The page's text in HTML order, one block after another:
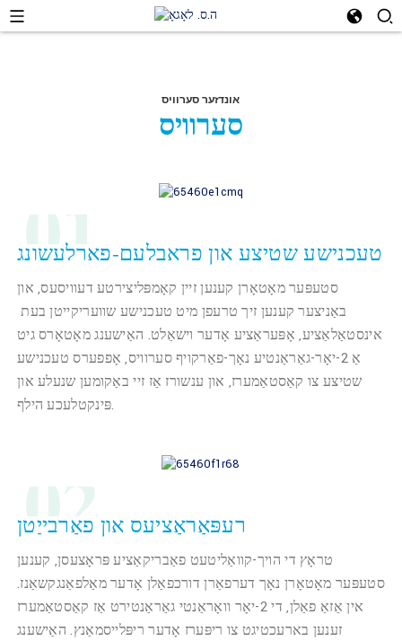
אונדזער סערוויס
סערוויס
01
טעכנישע שטיצע און פראבלעם-פארלעשונג
סטעפּער מאָטאָרן קענען זיין קאָמפּליצירטע דעוויסעס, און
באַניצער קענען זיך טרעפן מיט טעכנישע שוועריקייטן בעת ​​
אינסטאַלאַציע, אָפּעראַציע אָדער וישאַלט. האַישענג מאָטאָרס גיט
אַ 2-יאָר-גאַראַנטיע נאָך-פאַרקויף סערוויס, אָפפערס טעכנישע
שטיצע צו קאַסטאַמערז, און ענשורז אַז זיי באַקומען שנעלע און
פּינקטלעכע הילף.
02
רעפּאַראַציעס און פאַרבייַטן
טראָץ די הויך-קוואַליטעט פאַבריקאַציע פּראָצעסן, קענען
סטעפּער מאָטאָרן נאָך דערפאַרן דורכפאַלן אָדער מאַלפאַנגקשאַנז.
אין אַזאַ פאַלן, די 2-יאָר וואָראַנטי גאַראַנטירט אַז קאַסטאַמערז
זענען בארעכטיגט צו ריפּערז אָדער ריפּלייסמאַנץ. האַישענג